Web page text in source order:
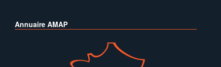
Annuaire AMAP